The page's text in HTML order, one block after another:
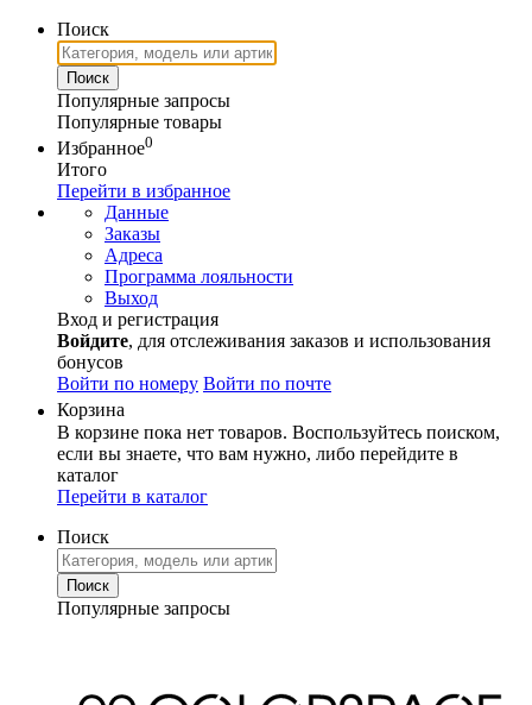
Поиск
Популярные запросы
Популярные товары
Избранное0
Итого
Перейти в избранное
Данные
Заказы
Адреса
Программа лояльности
Выход
Вход и регистрация
Войдите, для отслеживания заказов и использования
бонусов
Войти по номеру Войти по почте
Корзина
В корзине пока нет товаров. Воспользуйтесь поиском,
если вы знаете, что вам нужно, либо перейдите в
каталог
Перейти в каталог
Поиск
Популярные запросы